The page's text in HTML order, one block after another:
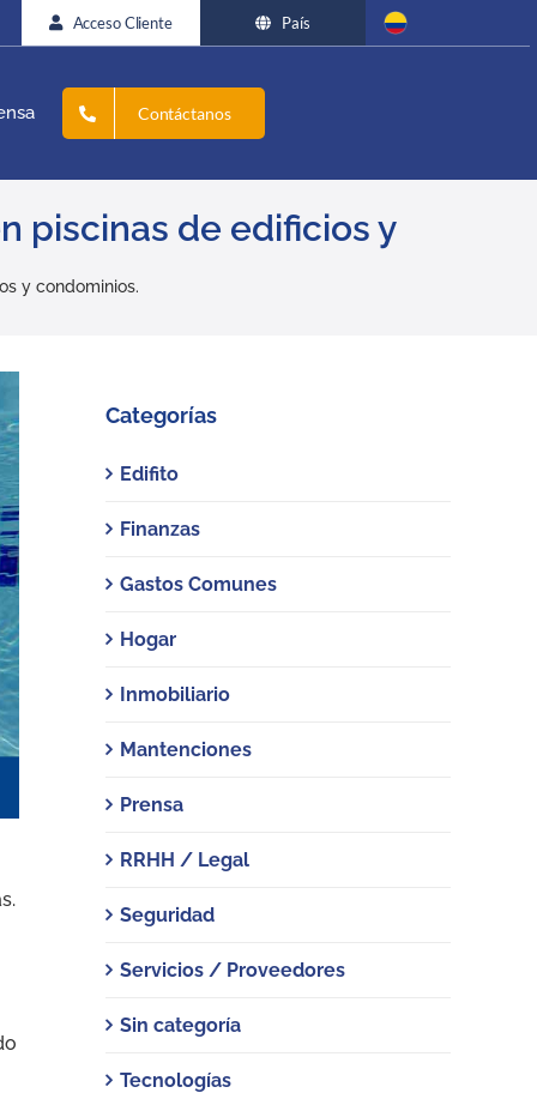
Acceso Cliente País
Contáctanos
piscinas de edificios y
y condominios.
Categorías
Edifito
Finanzas
Gastos Comunes
Hogar
Inmobiliario
Mantenciones
Prensa
RRHH / Legal
Seguridad
Servicios / Proveedores
Sin categoría
Tecnologías